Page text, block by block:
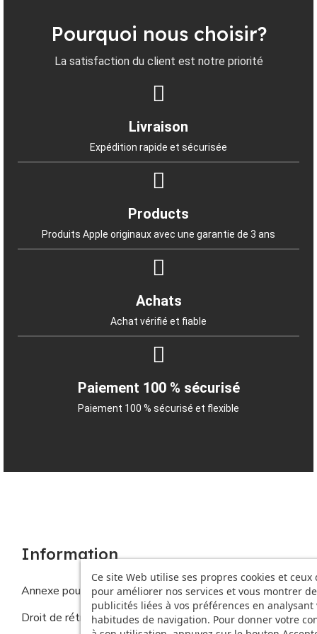
Pourquoi nous choisir?
La satisfaction du client est notre priorité
Livraison
Expédition rapide et sécurisée
Products
Produits Apple originaux avec une garantie de 3 ans
Achats
Achat vérifié et fiable
Paiement 100 % sécurisé
Paiement 100 % sécurisé et flexible
Ce site Web utilise ses propres cookies et ceux
pour améliorer nos services et vous montrer
publicités liées à vos préférences en analysant
habitudes de navigation. Pour donner votre
Information
Annexe pour les produits personnalisés
Droit de rétractation